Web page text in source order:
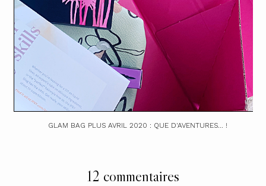
GLAM BAG PLUS AVRIL 2020 : QUE D'AVENTURES... !
12 commentaires